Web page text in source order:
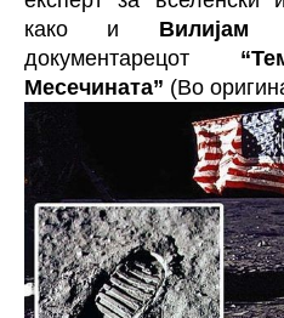
како и Вилијам
документарецот
Месечината” (Во